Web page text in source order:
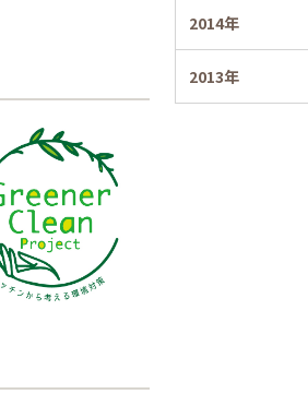
2014年
2013年